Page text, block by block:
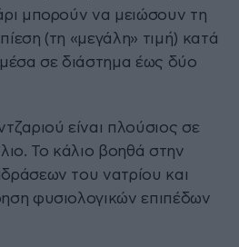
μπορούν να μειώσουν τη
(τη «μεγάλη» τιμή) κατά
σε διάστημα έως δύο
είναι πλούσιος σε
Το κάλιο βοηθά στην
του νατρίου και
φυσιολογικών επιπέδων